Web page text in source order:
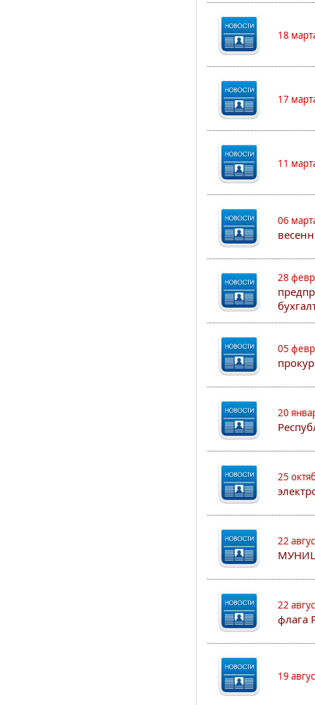
18
17
11
06
28
05
20
25
22
22
флага
19